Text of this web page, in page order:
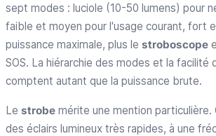
sept modes : luciole (10-50 lumens) pour
faible et moyen pour l'usage courant, fort
puissance maximale, plus le stroboscope
SOS. La hiérarchie des modes et la facilité
comptent autant que la puissance brute.
Le strobe mérite une mention
des éclairs lumineux très rapides, à une